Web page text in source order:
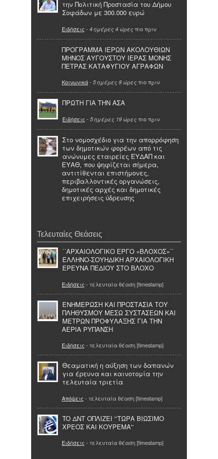
την Πολιτική Προστασία του Δήμου
Σοφάδων με 300.000 ευρώ
Ειδήσεις - 4 ημέρες 4 ώρες πιο πριν
ΠΡΟΓΡΑΜΜΑ ΙΕΡΩΝ ΑΚΟΛΟΥΘΙΩΝ
ΜΗΝΟΣ ΑΥΓΟΥΣΤΟΥ ΙΕΡΑΣ ΜΟΝΗΣ
ΠΕΤΡΑΣ ΚΑΤΑΦΥΓΙΟΥ ΑΓΡΑΦΩΝ
Κοινωνικά- 5 ημέρες 8 ώρες πιο πριν
ΠΡΩΤΗ ΓΙΑ ΤΗΝ ΑΣΑ
Ειδήσεις - 5 ημέρες 19 ώρες πιο πριν
Στο νομοσχέδιο για την απορρόφηση
των δημοτικών φορέων από τις
ανώνυμες εταιρείες ΕΥΔΑΠ και
ΕΥΑΘ, που ψηφίζεται σήμερα,
αντιτίθενται επιστήμονες,
περιβαλλοντικές οργανώσεις,
δημοτικές αρχές και δημοτικές
επιχειρήσεις ύδρευσης
Τελευταίες Θεάσεις
΄΄ΑΡΧΑΙΟΛΟΓΙΚΟ ΕΡΓΟ «ΒΛΟΧΟΣ»΄΄
ΕΛΛΗΝΟ-ΣΟΥΗΔΙΚΗ ΑΡΧΑΙΟΛΟΓΙΚΗ
ΕΡΕΥΝΑ ΠΕΔΙΟΥ ΣΤO ΒΛΟΧΟ
Ειδήσεις - τελευταία θέαση [timestamp]
ΕΝΗΜΕΡΩΣΗ ΚΑΙ ΠΡΟΣΤΑΣΙΑ ΤΟΥ
ΠΛΗΘΥΣΜΟΥ ΜΕΣΩ ΣΥΣΤΑΣΕΩΝ ΚΑΙ
ΜΕΤΡΩΝ ΠΡΟΦΥΛΑΞΗΣ ΓΙΑ ΤΗΝ
ΑΕΡΙΑ ΡΥΠΑΝΣΗ
Ειδήσεις - τελευταία θέαση [timestamp]
Θεαματική η αύξηση των δαπανών
για έρευνα και καινοτομία την
τελευταία τριετία
Απόψεις - τελευταία θέαση [timestamp]
TO ΔΝΤ ΟΠΛΙΖΕΙ ''ΤΩΡΑ ΒΙΩΣΙΜΟ
ΧΡΕΟΣ ΚΑΙ ΚΟΥΡΕΜΑ''
Ειδήσεις - τελευταία θέαση [timestamp]